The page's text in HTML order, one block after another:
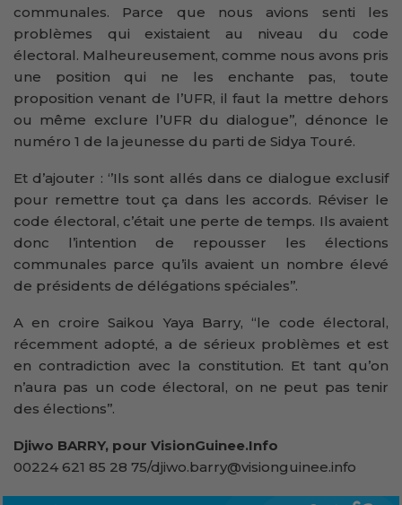
communales. Parce que nous avions senti les
problèmes qui existaient au niveau du code
électoral. Malheureusement, comme nous avons pris
une position qui ne les enchante pas, toute
proposition venant de l’UFR, il faut la mettre dehors
ou même exclure l’UFR du dialogue’’, dénonce le
numéro 1 de la jeunesse du parti de Sidya Touré.
Et d’ajouter : ‘’Ils sont allés dans ce dialogue exclusif
pour remettre tout ça dans les accords. Réviser le
code électoral, c’était une perte de temps. Ils avaient
donc l’intention de repousser les élections
communales parce qu’ils avaient un nombre élevé
de présidents de délégations spéciales’’.
A en croire Saikou Yaya Barry, “le code électoral,
récemment adopté, a de sérieux problèmes et est
en contradiction avec la constitution. Et tant qu’on
n’aura pas un code électoral, on ne peut pas tenir
des élections’’.
Djiwo BARRY, pour VisionGuinee.Info
00224 621 85 28 75/djiwo.barry@visionguinee.info